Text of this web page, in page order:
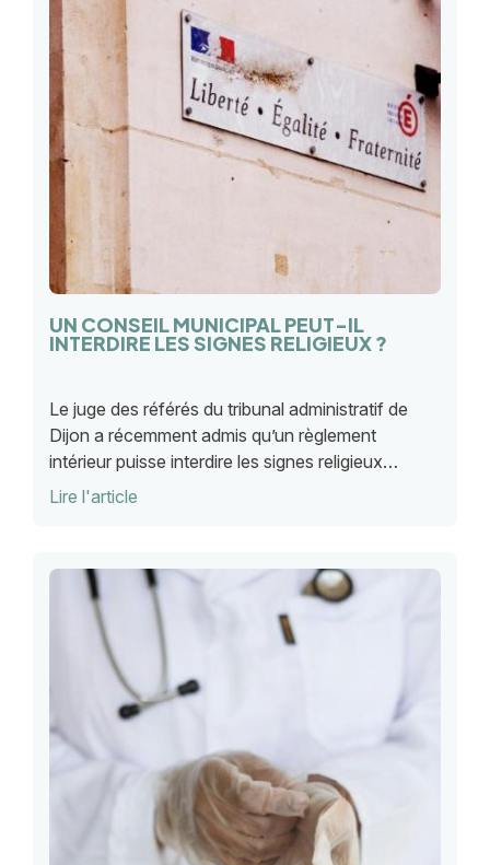
UN CONSEIL MUNICIPAL PEUT-IL
INTERDIRE LES SIGNES RELIGIEUX ?
Le juge des référés du tribunal administratif de
Dijon a récemment admis qu’un règlement
intérieur puisse interdire les signes religieux
ostensibles en séance du conseil, au nom de la
Lire l'article